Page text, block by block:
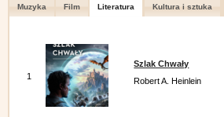
Muzyka Film Literatura Kultura i sztuka
1
Szlak Chwały
Robert A. Heinlein